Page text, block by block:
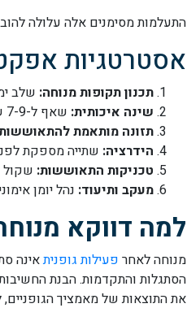
התעלמות מסימנים אלה עלולה
אסטרטגיות
תכנון תקופות מנוחה: שלב
שינה איכותית: שאף ל-7-9 שעות שינה בלילה; זהו הזמן שבו הורמון גדילה מופרש בשיאו.
תזונה מותאמת
הידרציה: שתייה מספקת
טכניקות התאוששות: שקול
מעקב ותיעוד: נהל יומן
למה דווקא
מנוחה לאחר פעילות גופניתאינה
הסתגלות והתקדמות. הבנת
את התוצאות של מאמציך הגופניים,